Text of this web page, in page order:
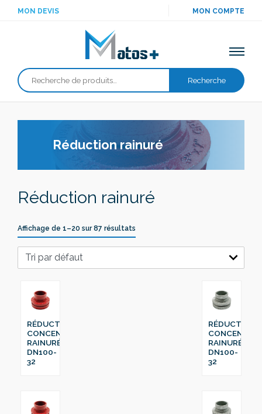
MON DEVIS MON COMPTE
Recherche
Recherche
Réduction rainuré
Réduction rainuré
Affichage de 1–20 sur 87 résultats
RÉDUCTION
CONCENTRIQUE
RAINURÉ
DN100-
32
RÉDUCTION
RAINURÉ
DN100-
32